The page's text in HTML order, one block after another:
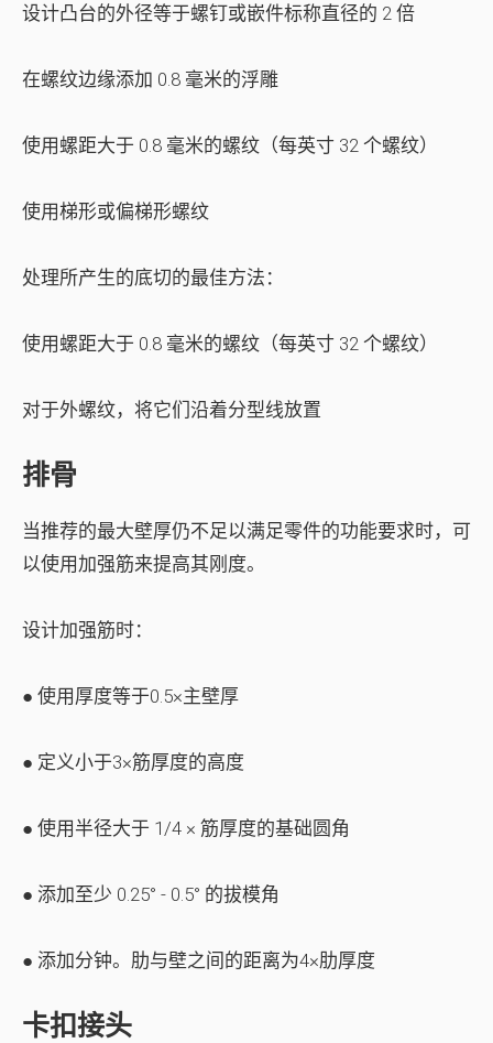
设计凸台的外径等于螺钉或嵌件标称直径的 2 倍
在螺纹边缘添加 0.8 毫米的浮雕
使用螺距大于 0.8 毫米的螺纹（每英寸 32 个螺纹）
使用梯形或偏梯形螺纹
处理所产生的底切的最佳方法：
使用螺距大于 0.8 毫米的螺纹（每英寸 32 个螺纹）
对于外螺纹，将它们沿着分型线放置
排骨
当推荐的最大壁厚仍不足以满足零件的功能要求时，可
以使用加强筋来提高其刚度。
设计加强筋时：
● 使用厚度等于0.5×主壁厚
● 定义小于3×筋厚度的高度
● 使用半径大于 1/4 × 筋厚度的基础圆角
● 添加至少 0.25° - 0.5° 的拔模角
● 添加分钟。肋与壁之间的距离为4×肋厚度
卡扣接头